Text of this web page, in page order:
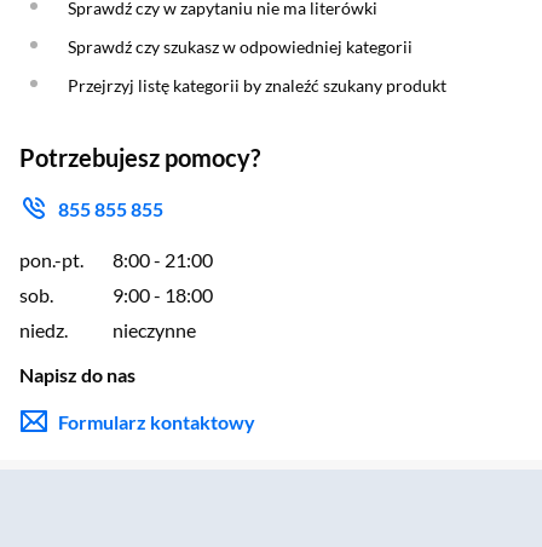
Sprawdź czy w zapytaniu nie ma literówki
Sprawdź czy szukasz w odpowiedniej kategorii
Przejrzyj listę kategorii by znaleźć szukany produkt
Potrzebujesz pomocy?
855 855 855
pon.-pt.
sob.
niedz.
8:00 - 21:00
9:00 - 18:00
nieczynne
Napisz do nas
Formularz kontaktowy